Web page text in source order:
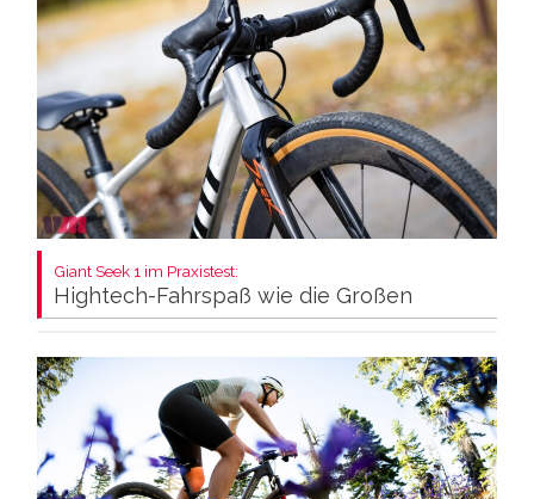
Giant Seek 1 im Praxistest:
Hightech-Fahrspaß wie die Großen